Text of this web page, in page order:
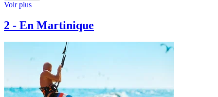
Voir plus
2 - En Martinique